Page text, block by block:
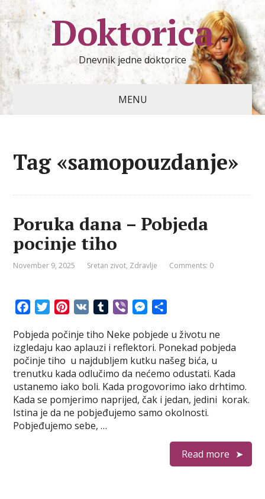
Doktorica
Dnevnik jedne doktorice
MENU
Tag «samopouzdanje»
Poruka dana – Pobjeda
pocinje tiho
November 9, 2025 Sretan zivot, Zdravlje Comments: 0
c
e
b
o
o
k
T
i
t
t
e
r
n
t
e
r
e
s
t
m
b
l
r
b
e
r
M
s
s
e
n
g
e
a
r
e
Pobjeda počinje tiho Neke pobjede u životu ne
izgledaju kao aplauzi i reflektori. Ponekad pobjeda
počinje tiho u najdubljem kutku našeg bića, u
trenutku kada odlučimo da nećemo odustati. Kada
ustanemo iako boli. Kada progovorimo iako drhtimo.
Kada se pomjerimo naprijed, čak i jedan, jedini korak.
Istina je da ne pobjeđujemo samo okolnosti.
Pobjeđujemo sebe, …
Read more